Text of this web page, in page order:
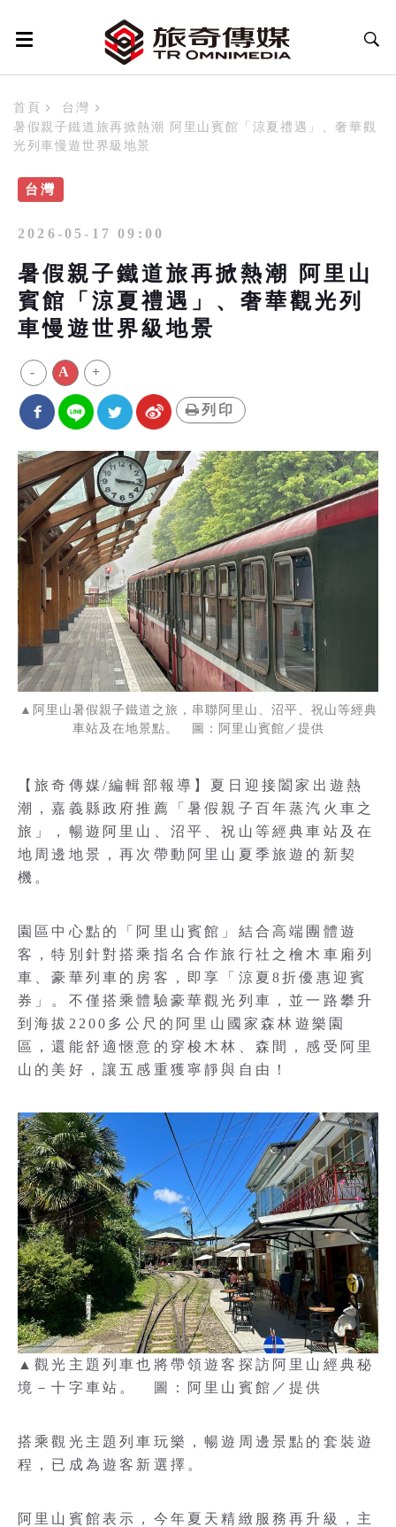
首頁
台灣
暑假親子鐵道旅再掀熱潮 阿里山賓館「涼夏禮遇」、奢華觀
光列車慢遊世界級地景
台灣
2026-05-17 09:00
暑假親子鐵道旅再掀熱潮 阿里山
賓館「涼夏禮遇」、奢華觀光列
車慢遊世界級地景
- A +
列印
▲阿里山暑假親子鐵道之旅，串聯阿里山、沼平、祝山等經典
車站及在地景點。 圖：阿里山賓館／提供
【旅奇傳媒/編輯部報導】夏日迎接闔家出遊熱
潮，嘉義縣政府推薦「暑假親子百年蒸汽火車之
旅」，暢遊阿里山、沼平、祝山等經典車站及在
地周邊地景，再次帶動阿里山夏季旅遊的新契
機。
園區中心點的「阿里山賓館」結合高端團體遊
客，特別針對搭乘指名合作旅行社之檜木車廂列
車、豪華列車的房客，即享「涼夏8折優惠迎賓
券」。不僅搭乘體驗豪華觀光列車，並一路攀升
到海拔2200多公尺的阿里山國家森林遊樂園
區，還能舒適愜意的穿梭木林、森間，感受阿里
山的美好，讓五感重獲寧靜與自由！
▲觀光主題列車也將帶領遊客探訪阿里山經典秘
境－十字車站。 圖：阿里山賓館／提供
搭乘觀光主題列車玩樂，暢遊周邊景點的套裝遊
程，已成為遊客新選擇。
阿里山賓館表示，今年夏天精緻服務再升級，主